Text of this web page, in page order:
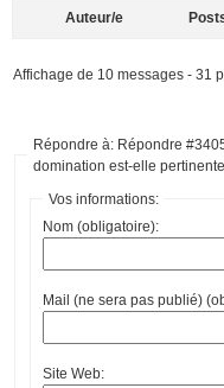
Auteur/e
Affichage de 10 messages - 31
Répondre à: Répondre
domination est-elle
Vos informations:
Nom (obligatoire):
Mail (ne sera pas publié)
Site Web: